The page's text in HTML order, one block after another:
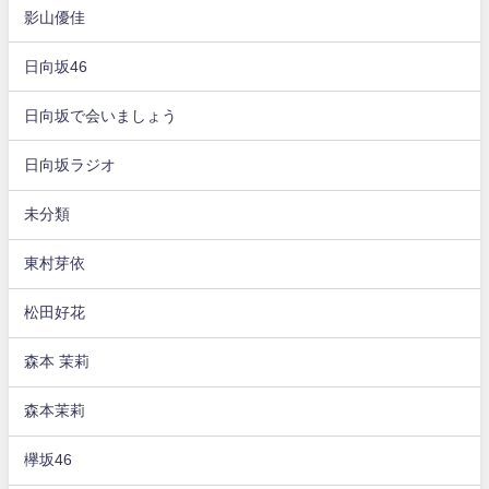
影山優佳
日向坂46
日向坂で会いましょう
日向坂ラジオ
未分類
東村芽依
松田好花
森本 茉莉
森本茉莉
欅坂46